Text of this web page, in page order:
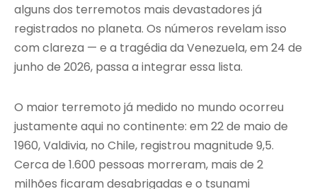
alguns dos terremotos mais devastadores já
registrados no planeta. Os números revelam isso
com clareza — e a tragédia da Venezuela, em 24 de
junho de 2026, passa a integrar essa lista.
O maior terremoto já medido no mundo ocorreu
justamente aqui no continente: em 22 de maio de
1960, Valdivia, no Chile, registrou magnitude 9,5.
Cerca de 1.600 pessoas morreram, mais de 2
milhões ficaram desabrigadas e o tsunami